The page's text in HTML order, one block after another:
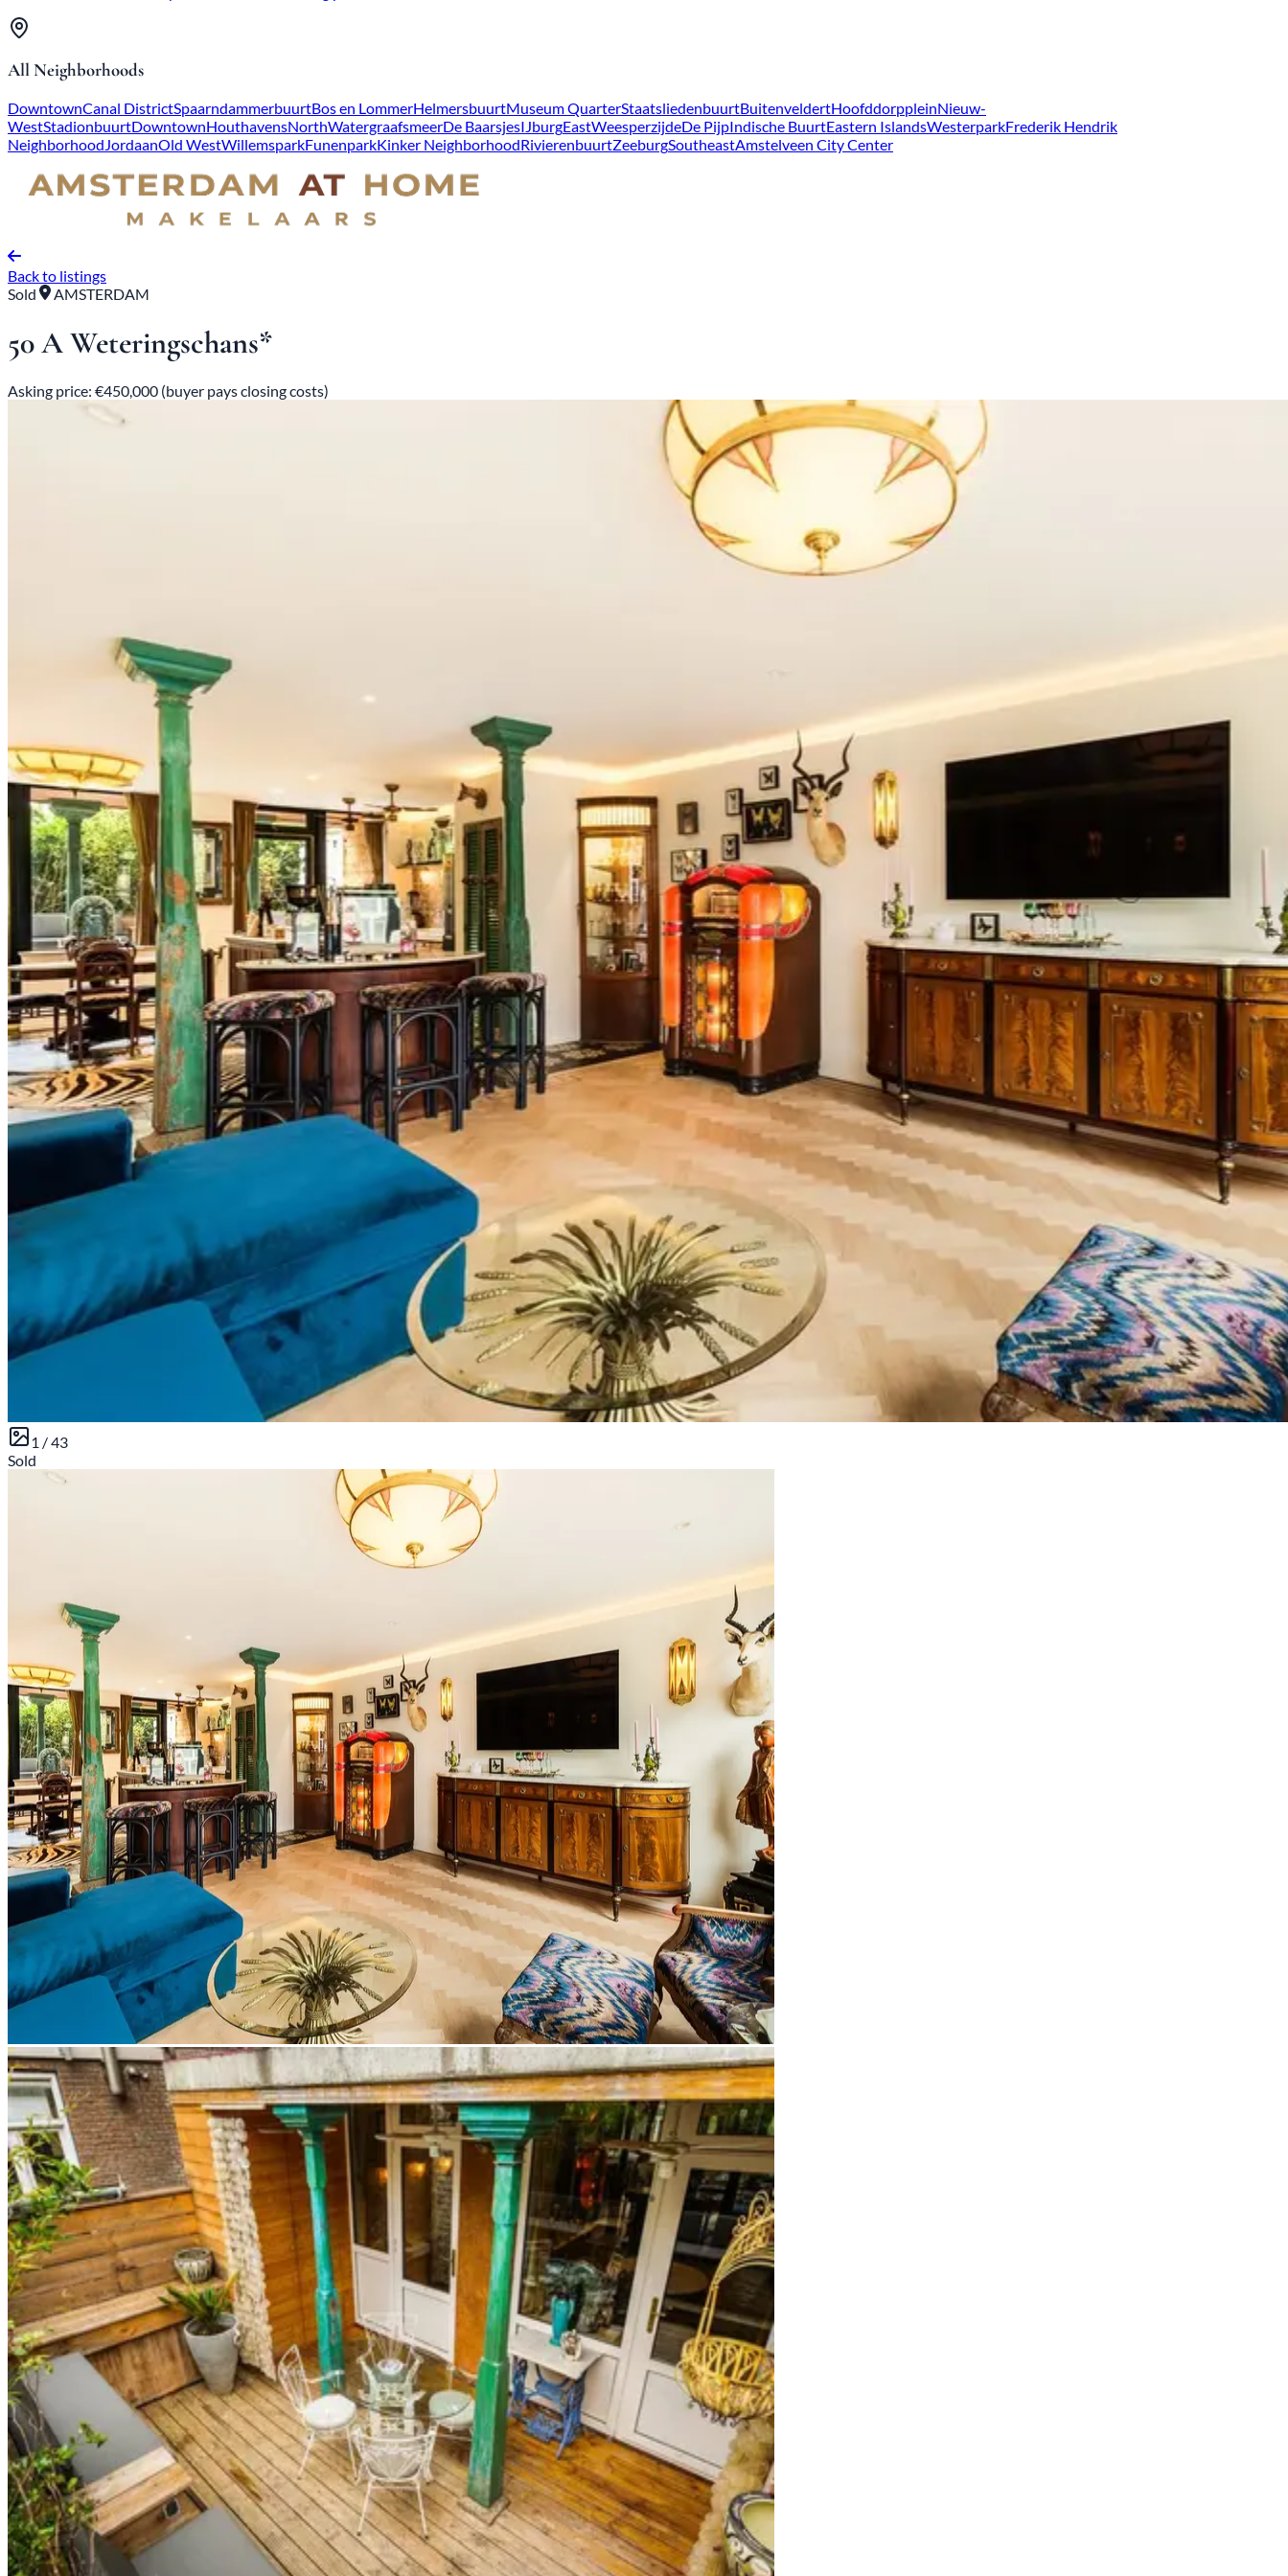
All Neighborhoods
DowntownCanal DistrictSpaarndammerbuurtBos en LommerHelmersbuurtMuseum QuarterStaatsliedenbuurtBuitenveldertHoofddorppleinNieuw-
WestStadionbuurtDowntownHouthavensNorthWatergraafsmeerDe BaarsjesIJburgEastWeesperzijdeDe PijpIndische BuurtEastern IslandsWesterparkFrederik Hendrik
NeighborhoodJordaanOld WestWillemsparkFunenparkKinker NeighborhoodRivierenbuurtZeeburgSoutheastAmstelveen City Center
Back to listings
Sold
AMSTERDAM
50 A Weteringschans*
Asking price: €450,000 (buyer pays closing costs)
1 /43
Sold